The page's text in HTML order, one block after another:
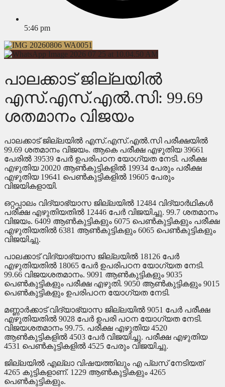
5:46 pm
പാലക്കാട്‌ ജില്ലയിൽ
എസ്.എസ്.എൽ.സി: 99.69
ശതമാനം വിജയം
പാലക്കാട്‌ ജില്ലയിൽ എസ്.എസ്.എൽ.സി പരീക്ഷയിൽ
99.69 ശതമാനം വിജയം. ആകെ പരീക്ഷ എഴുതിയ 39661
പേരിൽ 39539 പേർ ഉപരിപഠന യോഗ്യത നേടി. പരീക്ഷ
എഴുതിയ 20020 ആൺകുട്ടികളിൽ 19934 പേരും പരീക്ഷ
എഴുതിയ 19641 പെൺകുട്ടികളിൽ 19605 പേരും
വിജയികളായി.
ഒറ്റപ്പാലം വിദ്യാഭ്യാസ ജില്ലയിൽ 12484 വിദ്യാർഥികൾ
പരീക്ഷ എഴുതിയതിൽ 12446 പേർ വിജയിച്ചു. 99.7 ശതമാനം
വിജയം. 6409 ആൺകുട്ടികളും 6075 പെൺകുട്ടികളും പരീക്ഷ
എഴുതിയതിൽ 6381 ആൺകുട്ടികളും 6065 പെൺകുട്ടികളും
വിജയിച്ചു.
പാലക്കാട് വിദ്യാഭ്യാസ ജില്ലയിൽ 18126 പേർ
എഴുതിയതിൽ 18065 പേർ ഉപരിപഠന യോഗ്യത നേടി.
99.66 വിജയശതമാനം. 9091 ആൺകുട്ടികളും 9035
പെൺകുട്ടികളും പരീക്ഷ എഴുതി. 9050 ആൺകുട്ടികളും 9015
പെൺകുട്ടികളും ഉപരിപഠന യോഗ്യത നേടി.
മണ്ണാർക്കാട് വിദ്യാഭ്യാസ ജില്ലയിൽ 9051 പേർ പരീക്ഷ
എഴുതിയതിൽ 9028 പേർ ഉപരി പഠന യോഗ്യത നേടി.
വിജയശതമാനം 99.75. പരീക്ഷ എഴുതിയ 4520
ആൺകുട്ടികളിൽ 4503 പേർ വിജയിച്ചു. പരീക്ഷ എഴുതിയ
4531 പെൺകുട്ടികളിൽ 4525 പേരും വിജയിച്ചു.
ജില്ലയിൽ എല്ലാ വിഷയത്തിലും എ പ്ലസ് നേടിയത്
4265 കുട്ടികളാണ്. 1229 ആൺകുട്ടികളും 4265
പെൺകുട്ടികളും.